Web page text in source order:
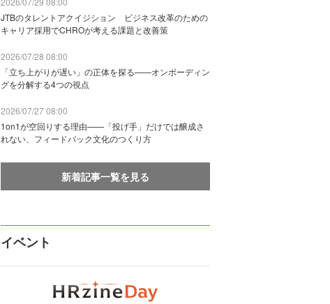
JTBのタレントアクイジション ビジネス改革のための
キャリア採用でCHROが考える課題と改善策
2026/07/28 08:00
「立ち上がりが遅い」の正体を探る——オンボーディン
グを分解する4つの視点
2026/07/27 08:00
1on1が空回りする理由——「投げ手」だけでは醸成さ
れない、フィードバック文化のつくり方
新着記事一覧を見る
イベント